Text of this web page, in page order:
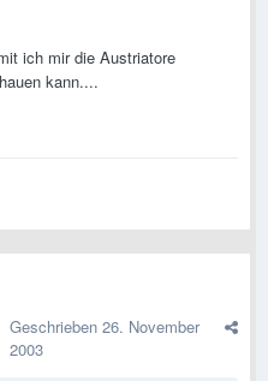
ich mir die Austriatore
kann....
Geschrieben 26. November
2003